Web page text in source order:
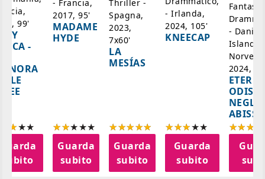
99'
-
subito
- Francia,
2017, 95'
MADAME
HYDE
Guarda
subito
Thriller -
Spagna,
2023,
7x60'
LA
MESÍAS
Guarda
subito
- Irlanda,
2024, 105'
KNEECAP
Guarda
subito
-
Islanda,
2024,
NEGLI
ABISSI